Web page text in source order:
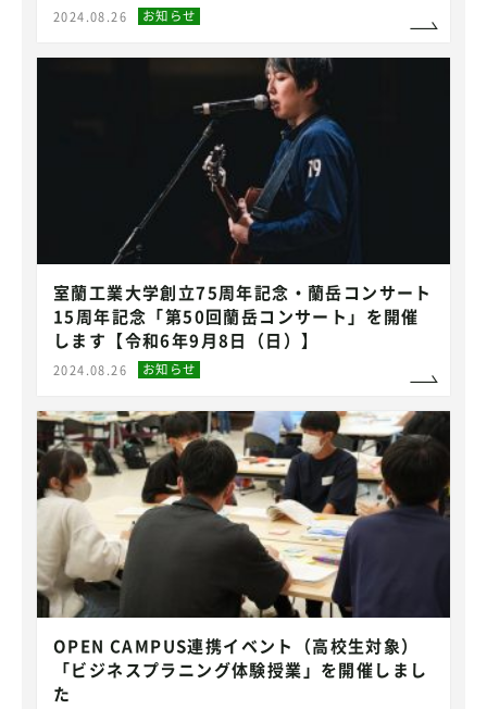
2024.08.26 お知らせ
室蘭工業大学創立75周年記念・蘭岳コンサート
15周年記念「第50回蘭岳コンサート」を開催
します【令和6年9月8日（日）】
2024.08.26 お知らせ
OPEN CAMPUS連携イベント（高校生対象）
「ビジネスプラニング体験授業」を開催しまし
た